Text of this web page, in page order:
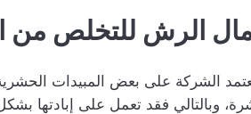
الرش للتخلص من
الشركة على بعض المبيدات
وبالتالي فقد تعمل على إبادتها